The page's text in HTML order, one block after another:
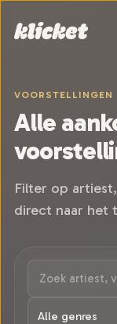
VOORSTELLINGEN
Alle
Filter op
direct naar het